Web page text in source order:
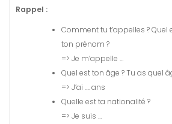
Rappel :
Comment tu t’appelles ? Quel
ton prénom ?
=> Je m’appelle …
Quel est ton âge ? Tu as quel
=> J’ai …. ans
Quelle est ta nationalité ?
=> Je suis …